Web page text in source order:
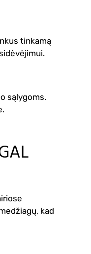
tinkamą
sąlygoms.
kad